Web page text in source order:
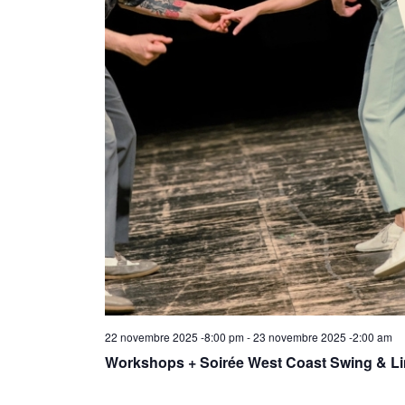
22 novembre 2025 -8:00 pm-23 novembre 2025 -2:00 am
Workshops + Soirée West Coast Swing &